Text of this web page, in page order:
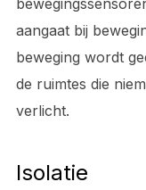
aangaat bij
beweging wordt
de ruimtes die
verlicht.
Isolatie